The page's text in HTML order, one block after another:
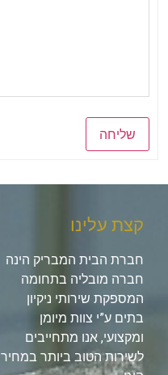
שליחה
קצת עלינו
חברת הבית המבריק הינה
חברה מובליה בתחומה
המספקת שירותי ניקיון
בתים ע”י צוות מיומן
ומקצועי, אנו מתחייבים
לשירות הטוב ביותר במחיר